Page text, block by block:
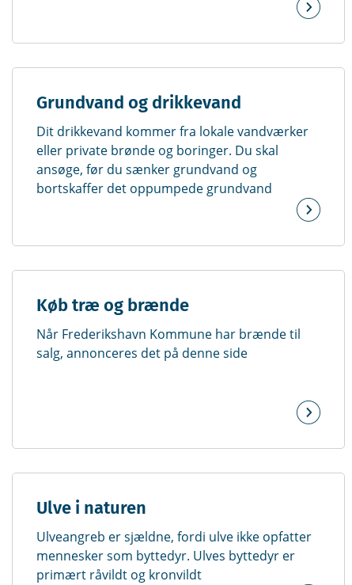
Grundvand og drikkevand
Dit drikkevand kommer fra lokale vandværker
eller private brønde og boringer. Du skal
ansøge, før du sænker grundvand og
bortskaffer det oppumpede grundvand
Køb træ og brænde
Når Frederikshavn Kommune har brænde til
salg, annonceres det på denne side
Ulve i naturen
Ulveangreb er sjældne, fordi ulve ikke opfatter
mennesker som byttedyr. Ulves byttedyr er
primært råvildt og kronvildt